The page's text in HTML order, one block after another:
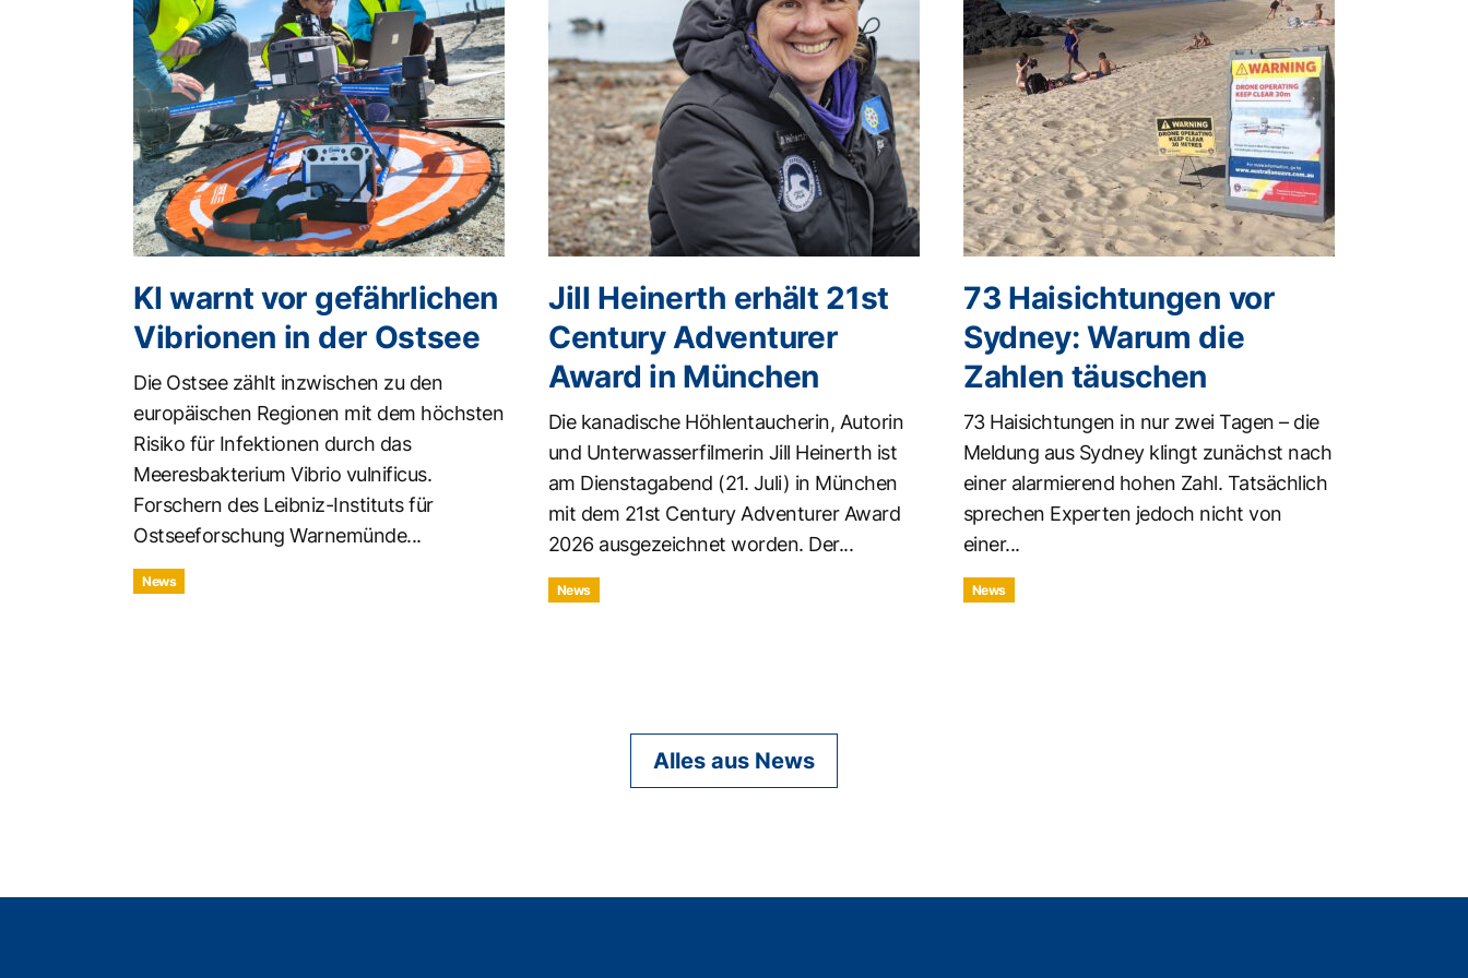
KI warnt vor gefährlichen
Vibrionen in der Ostsee
Die Ostsee zählt inzwischen zu den
europäischen Regionen mit dem höchsten
Risiko für Infektionen durch das
Meeresbakterium Vibrio vulnificus.
Forschern des Leibniz-Instituts für
Ostseeforschung Warnemünde...
News
Jill Heinerth erhält 21st
Century Adventurer
Award in München
Die kanadische Höhlentaucherin, Autorin
und Unterwasserfilmerin Jill Heinerth ist
am Dienstagabend (21. Juli) in München
mit dem 21st Century Adventurer Award
2026 ausgezeichnet worden. Der...
News
73 Haisichtungen vor
Sydney: Warum die
Zahlen täuschen
73 Haisichtungen in nur zwei Tagen – die
Meldung aus Sydney klingt zunächst nach
einer alarmierend hohen Zahl. Tatsächlich
sprechen Experten jedoch nicht von
einer...
News
Alles aus News